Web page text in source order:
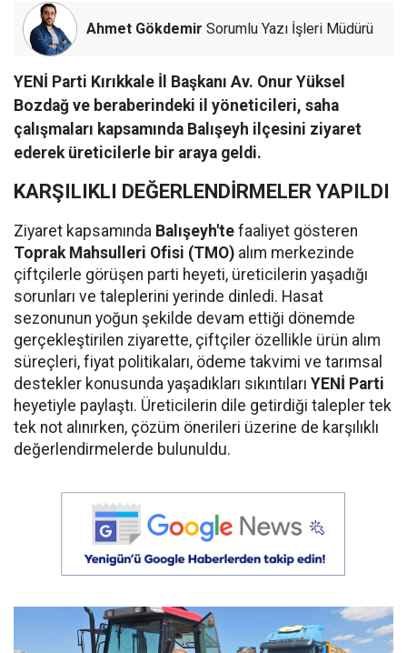
Ahmet Gökdemir Sorumlu Yazı İşleri Müdürü
YENİ Parti Kırıkkale İl Başkanı Av. Onur Yüksel
Bozdağ ve beraberindeki il yöneticileri, saha
çalışmaları kapsamında Balışeyh ilçesini ziyaret
ederek üreticilerle bir araya geldi.
KARŞILIKLI DEĞERLENDİRMELER YAPILDI
Ziyaret kapsamında Balışeyh'te faaliyet gösteren
Toprak Mahsulleri Ofisi (TMO) alım merkezinde
çiftçilerle görüşen parti heyeti, üreticilerin yaşadığı
sorunları ve taleplerini yerinde dinledi. Hasat
sezonunun yoğun şekilde devam ettiği dönemde
gerçekleştirilen ziyarette, çiftçiler özellikle ürün alım
süreçleri, fiyat politikaları, ödeme takvimi ve tarımsal
destekler konusunda yaşadıkları sıkıntıları YENİ Parti
heyetiyle paylaştı. Üreticilerin dile getirdiği talepler tek
tek not alınırken, çözüm önerileri üzerine de karşılıklı
değerlendirmelerde bulunuldu.